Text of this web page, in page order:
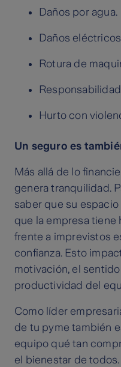
Daños por agua.
Daños
Rotura de
Hurto con
Un seguro es
Más allá de lo
genera tranquilidad.
saber que su
que la empresa tiene
frente a imprevistos
confianza. Esto
motivación, el
productividad del
Como líder
de tu pyme también
equipo qué tan
el bienestar de todos.